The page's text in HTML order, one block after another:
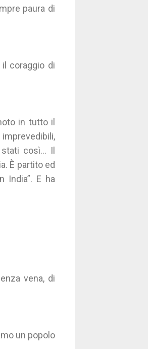
paura di
coraggio di
in tutto il
così... Il
È partito ed
India”. E ha
vena, di
un popolo